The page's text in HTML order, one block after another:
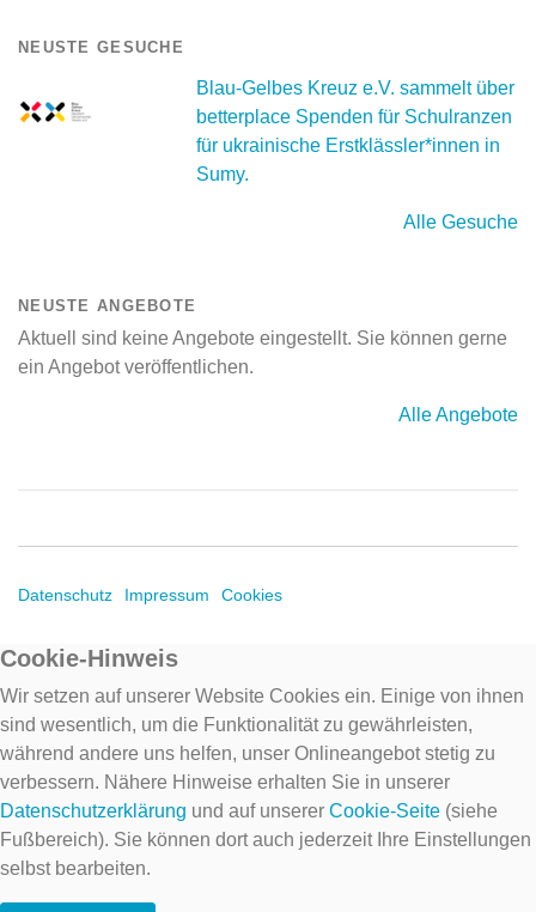
NEUSTE GESUCHE
Blau-Gelbes Kreuz e.V. sammelt über
betterplace Spenden für Schulranzen
für ukrainische Erstklässler*innen in
Sumy.
Alle Gesuche
NEUSTE ANGEBOTE
Aktuell sind keine Angebote eingestellt. Sie können gerne
ein Angebot veröffentlichen.
Alle Angebote
Datenschutz Impressum Cookies
Cookie-Hinweis
Wir setzen auf unserer Website Cookies ein. Einige von ihnen
sind wesentlich, um die Funktionalität zu gewährleisten,
während andere uns helfen, unser Onlineangebot stetig zu
verbessern. Nähere Hinweise erhalten Sie in unserer
Datenschutzerklärung und auf unserer Cookie-Seite (siehe
Fußbereich). Sie können dort auch jederzeit Ihre Einstellungen
selbst bearbeiten.